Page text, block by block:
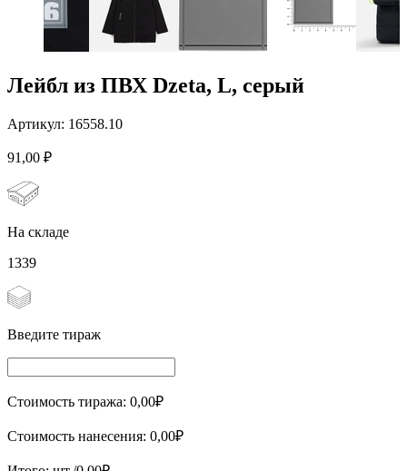
Лейбл из ПВХ Dzeta, L, серый
Артикул: 16558.10
91,00 ₽
На складе
1339
Введите тираж
Стоимость тиража: 0,00₽
Стоимость нанесения: 0,00₽